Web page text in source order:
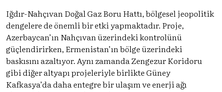
Iğdır-Nahçıvan Doğal Gaz Boru Hattı, bölgesel jeopolitik
dengelere de önemli bir etki yapmaktadır. Proje,
Azerbaycan’ın Nahçıvan üzerindeki kontrolünü
güçlendirirken, Ermenistan’ın bölge üzerindeki
baskısını azaltıyor. Aynı zamanda Zengezur Koridoru
gibi diğer altyapı projeleriyle birlikte Güney
Kafkasya’da daha entegre bir ulaşım ve enerji ağı